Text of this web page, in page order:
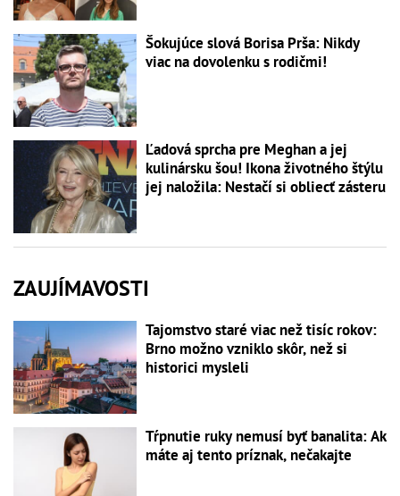
Šokujúce slová Borisa Prša: Nikdy
viac na dovolenku s rodičmi!
Ľadová sprcha pre Meghan a jej
kulinársku šou! Ikona životného štýlu
jej naložila: Nestačí si obliecť zásteru
ZAUJÍMAVOSTI
Tajomstvo staré viac než tisíc rokov:
Brno možno vzniklo skôr, než si
historici mysleli
Tŕpnutie ruky nemusí byť banalita: Ak
máte aj tento príznak, nečakajte